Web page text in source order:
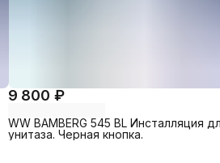
9 800 ₽
WW BAMBERG 545 BL Инсталляция
унитаза. Черная кнопка.